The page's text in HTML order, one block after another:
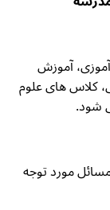
آموزش
کلاس های علوم
مورد توجه